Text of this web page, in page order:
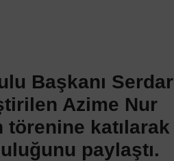
Başkanı Serdar
Azime Nur
törenine katılarak
paylaştı.